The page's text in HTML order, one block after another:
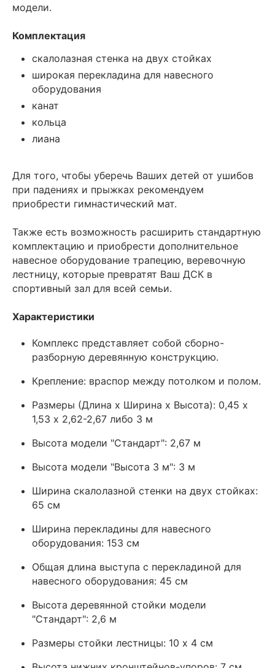
модели.
Комплектация
скалолазная стенка на двух стойках
широкая перекладина для навесного
оборудования
канат
кольца
лиана
Для того, чтобы уберечь Ваших детей от ушибов
при падениях и прыжках рекомендуем
приобрести гимнастический мат.
Также есть возможность расширить стандартную
комплектацию и приобрести дополнительное
навесное оборудование трапецию, веревочную
лестницу, которые превратят Ваш ДСК в
спортивный зал для всей семьи.
Характеристики
Комплекс представляет собой сборно-
разборную деревянную конструкцию.
Крепление: враспор между потолком и полом.
Размеры (Длина х Ширина х Высота): 0,45 x
1,53 х 2,62-2,67 либо 3 м
Высота модели "Стандарт": 2,67 м
Высота модели "Высота 3 м": 3 м
Ширина скалолазной стенки на двух стойках:
65 см
Ширина перекладины для навесного
оборудования: 153 см
Общая длина выступа с перекладиной для
навесного оборудования: 45 см
Высота деревянной стойки модели
"Стандарт": 2,6 м
Размеры стойки лестницы: 10 х 4 см